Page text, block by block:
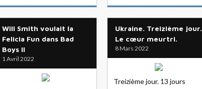
Will Smith voulait la
Felicia Fun dans Bad
Boys II
1 Avril 2022
Ukraine. Treizième jour.
Le cœur meurtri.
8 Mars 2022
Treizième jour. 13 jours